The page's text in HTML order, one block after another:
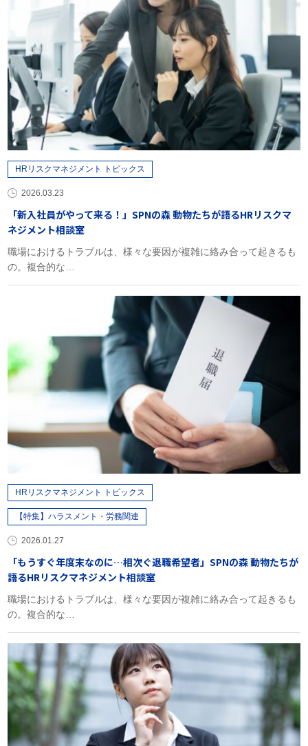
HRリスクマネジメント トピックス
2026.03.23
「新入社員がやって来る！」SPNの森 動物たちが語るHRリスクマ
ネジメント相談室
職場におけるトラブルは、様々な要因が複雑に絡み合って起きるも
の。複合的な…
HRリスクマネジメント トピックス
【特集】ハラスメント・労務関連
2026.01.27
「もうすぐ年度末なのに…相次ぐ退職希望者」SPNの森 動物たちが
語るHRリスクマネジメント相談室
職場におけるトラブルは、様々な要因が複雑に絡み合って起きるも
の。複合的な…